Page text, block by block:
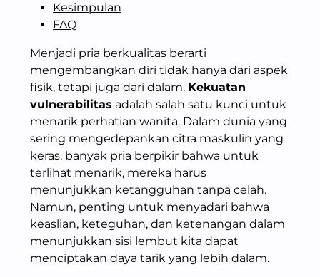
Kesimpulan
FAQ
Menjadi pria berkualitas berarti
mengembangkan diri tidak hanya dari aspek
fisik, tetapi juga dari dalam. Kekuatan
vulnerabilitas adalah salah satu kunci untuk
menarik perhatian wanita. Dalam dunia yang
sering mengedepankan citra maskulin yang
keras, banyak pria berpikir bahwa untuk
terlihat menarik, mereka harus
menunjukkan ketangguhan tanpa celah.
Namun, penting untuk menyadari bahwa
keaslian, keteguhan, dan ketenangan dalam
menunjukkan sisi lembut kita dapat
menciptakan daya tarik yang lebih dalam.